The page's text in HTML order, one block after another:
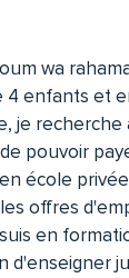
wa
4 enfants et
je
pouvoir
école
offres
en
d'enseigner